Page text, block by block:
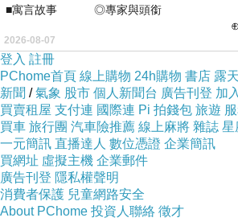
司，開始向 Anthropic 提供大型 AI 算
這正是前瞻之處。未來 AI 的競爭不會
比較聰明」。當模型能力逐漸接近，
力、電力、晶片、資料中心、冷卻系
遲部署與能源調度。誰掌握這些底層
握 AI 的入口。馬斯克如果只做 Grok，
競爭者之一；但如果他把 AI 放入
Tesla、機械人、資料中心與能源系統
■寓言故事 ◎專家與頭銜
⊕潘文良 在
之谷」裡——
2026-08-07
登入 註冊
PChome首頁 線上購物 24h購物 書店 露
新聞 /氣象 股市 個人新聞台 廣告刊登 加
買賣租屋 支付連 國際連 Pi 拍錢包 旅遊
買車 旅行團 汽車險推薦 線上麻將 雜誌 星
一元簡訊 直播達人 數位憑證 企業簡訊
買網址 虛擬主機 企業郵件
廣告刊登 隱私權聲明
消費者保護 兒童網路安全
About PChome 投資人聯絡 徵才